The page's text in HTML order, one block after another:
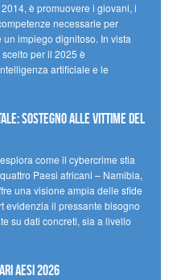
è promuovere i giovani, i
necessarie per
impiego dignitoso. In vista
per il 2025 è
artificiale e le
sostegno alle vittime del
come il cybercrime stia
Paesi africani – Namibia,
una visione ampia delle sfide
evidenzia il pressante bisogno
su dati concreti, sia a livello
AESI 2026